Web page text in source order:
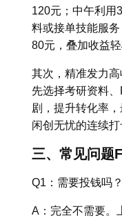
120元；中午利用
料或接单技能服
80元，叠加收益轻
其次，精准发力
先选择考研资料
剧，提升转化率
闲创无忧的连续打
三、常见问题
Q1：需要投钱吗？
A：完全不需要。